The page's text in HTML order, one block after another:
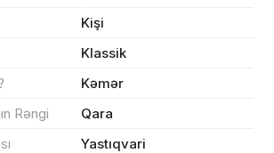
Kişi
Klassik
Kəmər
Rəngi
Qara
Yastıqvari